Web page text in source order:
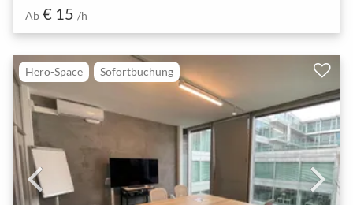
Ab € 15 /h
Hero-Space Sofortbuchung